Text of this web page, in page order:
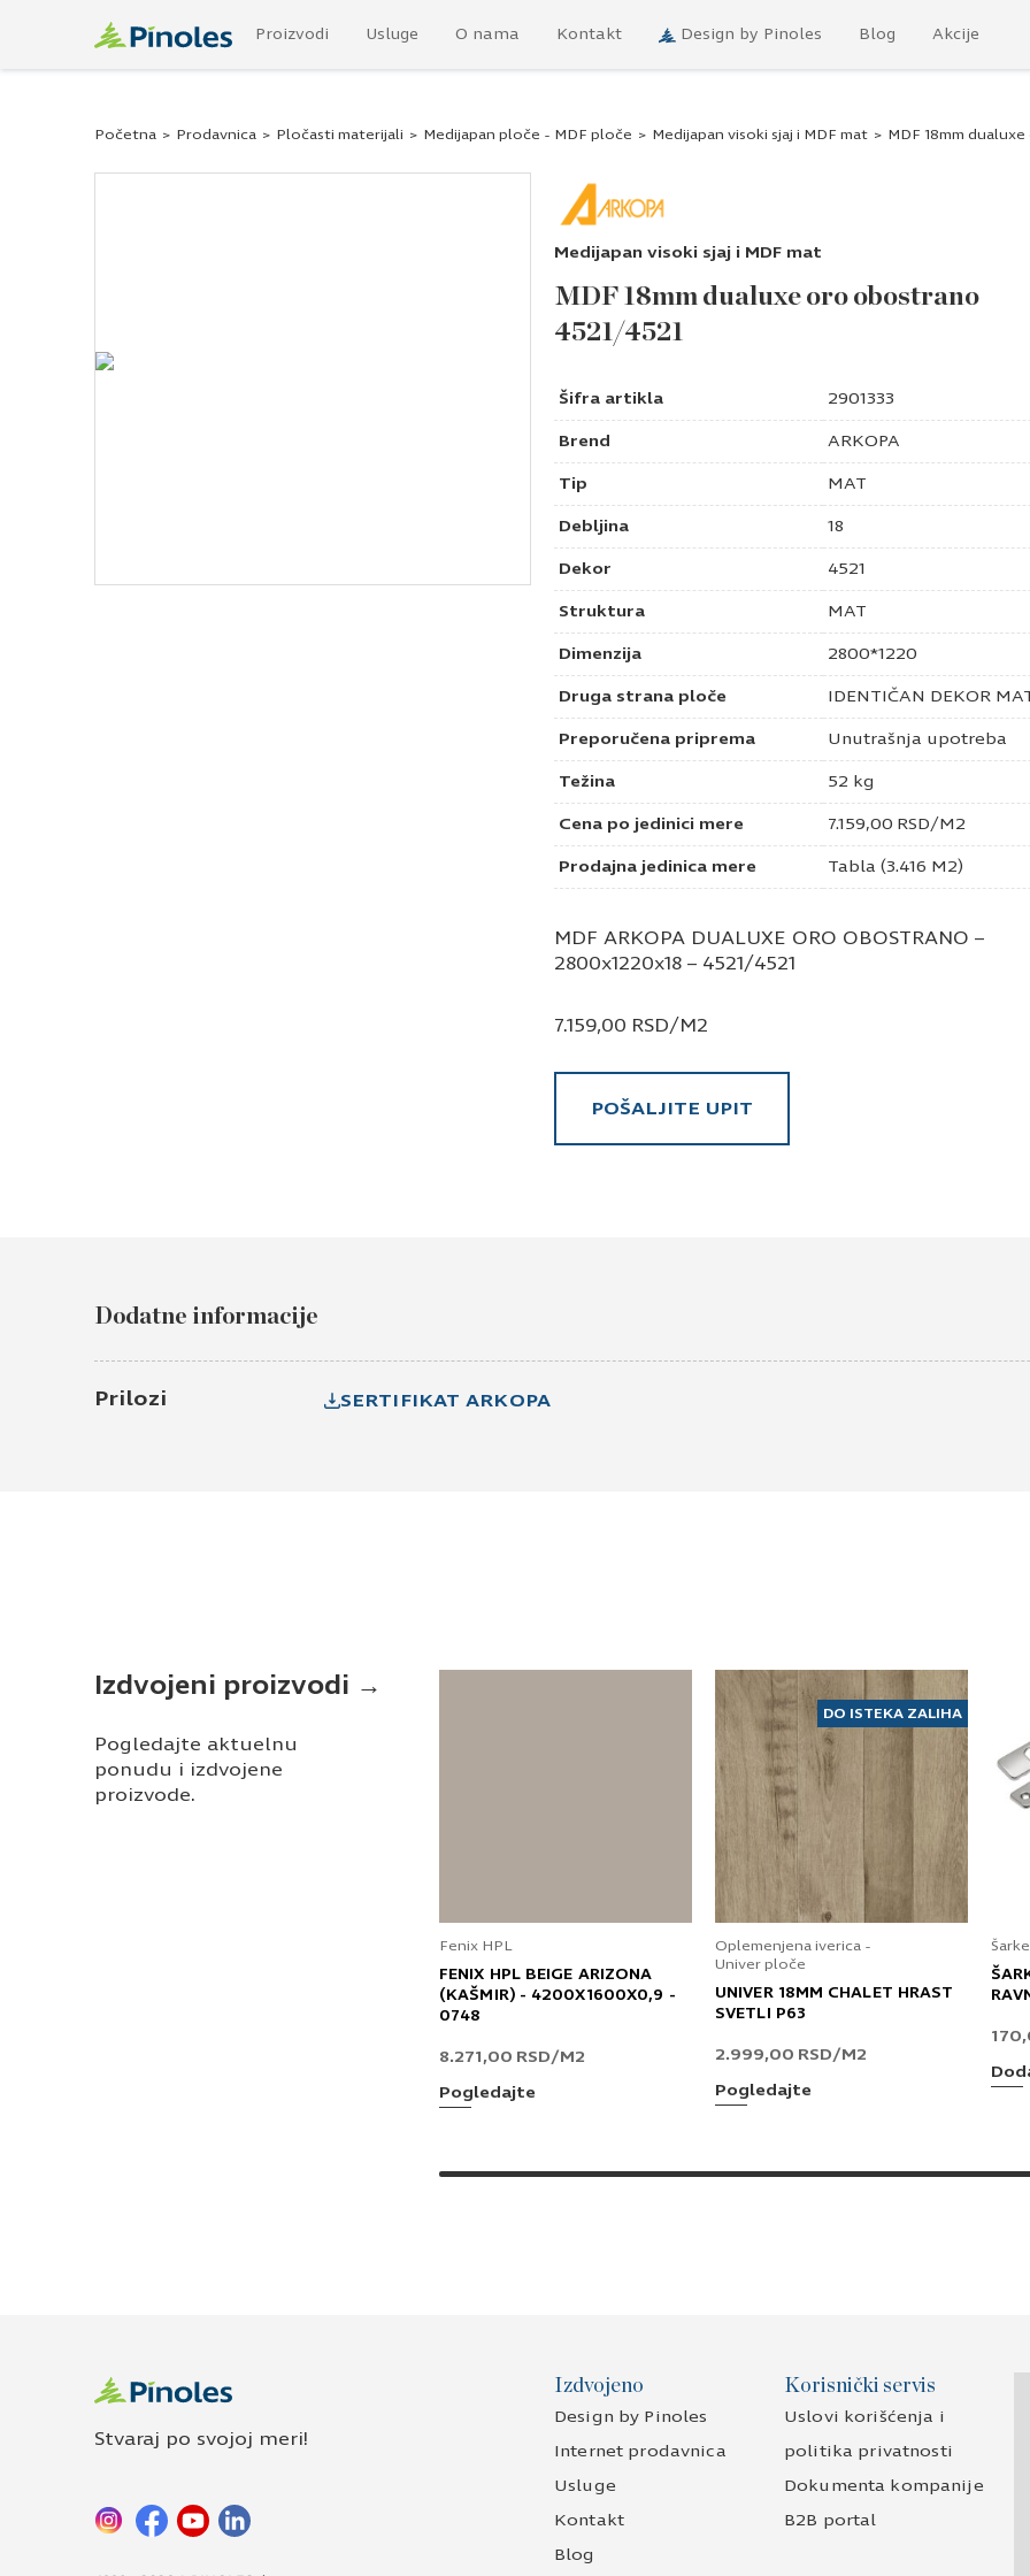
Proizvodi Usluge O nama Kontakt Design by Pinoles Blog Akcije
Početna > Prodavnica > Pločasti materijali > Medijapan ploče - MDF ploče > Medijapan visoki sjaj i MDF mat > MDF 18mm
Medijapan visoki sjaj i MDF mat
MDF 18mm dualuxe oro obostrano
4521/4521
Šifra artikla 2901333
Brend ARKOPA
Tip MAT
Debljina 18
Dekor 4521
Struktura MAT
Dimenzija 2800*1220
Druga strana ploče IDENTIČAN DEKOR
Preporučena priprema Unutrašnja upotreba
Težina 52 kg
Cena po jedinici mere 7.159,00 RSD/M2
Prodajna jedinica mere Tabla (3.416 M2)
MDF ARKOPA DUALUXE ORO OBOSTRANO –
2800x1220x18 – 4521/4521
7.159,00 RSD/M2
POŠALJITE UPIT
Dodatne informacije
Prilozi SERTIFIKAT ARKOPA
Izdvojeni proizvodi →
Pogledajte aktuelnu
ponudu i izdvojene
proizvode.
Fenix HPL
FENIX HPL BEIGE ARIZONA
(KAŠMIR) - 4200X1600X0,9 -
0748
8.271,00 RSD/M2
Pogledajte
DO ISTEKA ZALIHA
Oplemenjena iverica -
Univer ploče
UNIVER 18MM CHALET HRAST
SVETLI P63
2.999,00 RSD/M2
Pogledajte
Stvaraj po svojoj meri!
Izdvojeno
Design by Pinoles
Internet prodavnica
Usluge
Kontakt
Blog
Korisnički servis
Uslovi korišćenja i
politika privatnosti
Dokumenta kompanije
B2B portal